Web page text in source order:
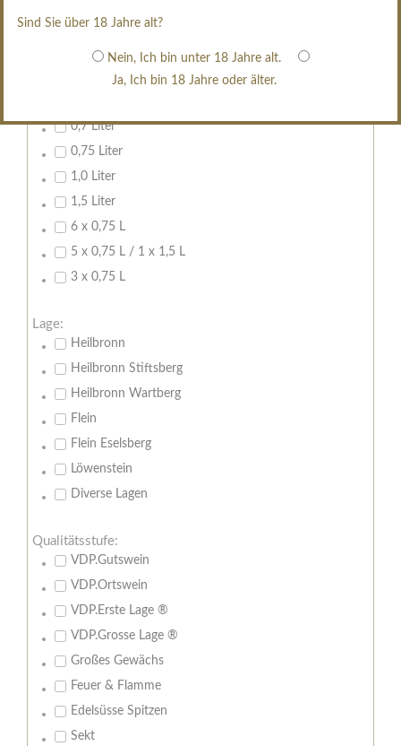
Sind Sie über 18 Jahre alt?
Nein, Ich bin unter 18 Jahre alt.
Ja, Ich bin 18 Jahre oder älter.
erfrischend, nicht zu süß
0,7 Liter
0,75 Liter
1,0 Liter
1,5 Liter
6 x 0,75 L
5 x 0,75 L / 1 x 1,5 L
3 x 0,75 L
Lage:
Heilbronn
Heilbronn Stiftsberg
Heilbronn Wartberg
Flein
Flein Eselsberg
Löwenstein
Diverse Lagen
Qualitätsstufe:
VDP.Gutswein
VDP.Ortswein
VDP.Erste Lage ®
VDP.Grosse Lage ®
Großes Gewächs
Feuer & Flamme
Edelsüsse Spitzen
Sekt